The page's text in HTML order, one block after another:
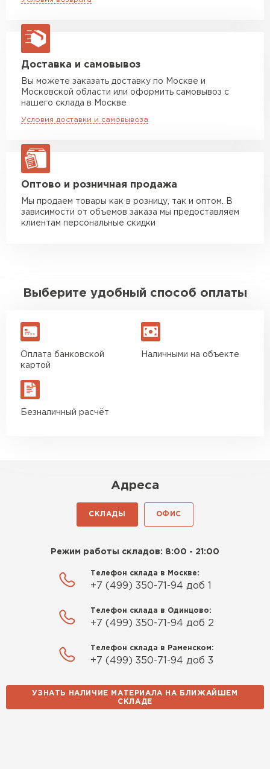
Не выгорает под влиянием солнечных лучей.
Профлист — материал с долгим сроком
службы.
макс. длина груза 13,5 м
Манипулятор до 5 тн
макс. длина груза 6 м
Манипулятор до 10 тн
макс. длина груза 8 м
Манипулятор до 20 тн
Доставка и самовывоз
Вы можете заказать доставку по Москве и
Московской области или оформить самовывоз с
нашего склада в Москве
Условия доставки и самовывоза
Оптово и розничная продажа
Мы продаем товары как в розницу, так и оптом. В
зависимости от объемов заказа мы предоставляем
клиентам персональные скидки
Выберите удобный способ оплаты
Оплата банковской
картой
Наличными на объекте
Безналичный расчёт
Адреса
СКЛАДЫ ОФИС
Режим работы складов: 8:00 - 21:00
Телефон склада в Москве:
+7 (499) 350-71-94 доб 1
Телефон склада в Одинцово:
+7 (499) 350-71-94 доб 2
Телефон склада в Раменском:
+7 (499) 350-71-94 доб 3
УЗНАТЬ НАЛИЧИЕ МАТЕРИАЛА НА БЛИЖАЙШЕМ
СКЛАДЕ